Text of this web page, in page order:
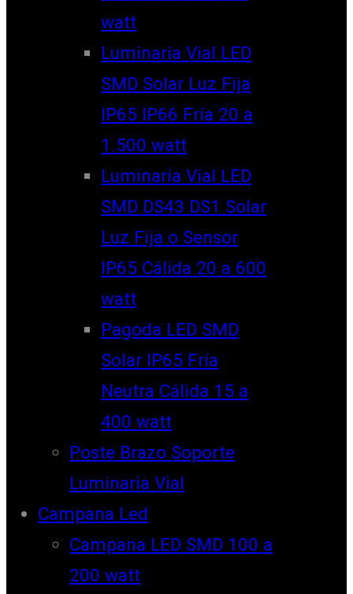
watt
Luminaria Vial LED
SMD Solar Luz Fija
IP65 IP66 Fría 20 a
1.500 watt
Luminaria Vial LED
SMD DS43 DS1 Solar
Luz Fija o Sensor
IP65 Cálida 20 a 600
watt
Pagoda LED SMD
Solar IP65 Fría
Neutra Cálida 15 a
400 watt
Poste Brazo Soporte
Luminaria Vial
Campana Led
Campana LED SMD 100 a
200 watt